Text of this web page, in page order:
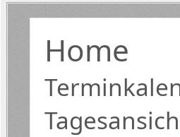
Home